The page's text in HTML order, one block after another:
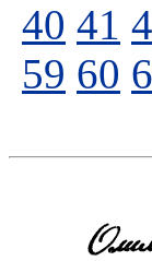
40 41
59 60